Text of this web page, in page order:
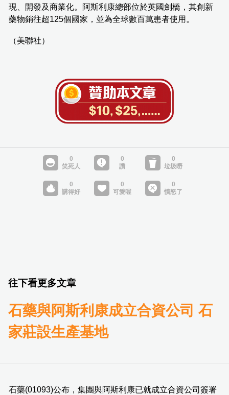
現、開發及商業化。阿斯利康總部位於英國劍橋，其創新
藥物銷往超125個國家，並為全球數百萬患者使用。
（美聯社）
往下看更多文章
石藥與阿斯利康成立合資公司 石
家莊設生產基地
石藥(01093)公布，集團與阿斯利康已就成立合資公司簽署